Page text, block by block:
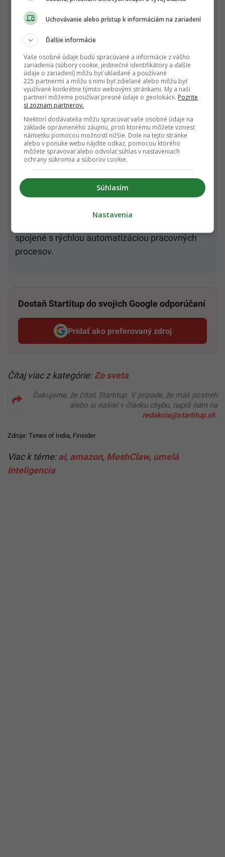
Podobné praktiky sa podľa médií objavili aj v
spoločnostiMeta. Tam zamestnanci údajne
zámerne navyšovali AI aktivitu, aby dosiahli
lepšie výsledky v interných rebríčkoch používania
umelej inteligencie.
Trend ukazuje širší tlak technologických
spoločností na dokazovanie návratnosti investícií
do AI. Amazon plánuje v roku 2026 investovať
približne 200 miliárd dolárov do kapitálových
výdavkov, pričom veľká časť smeruje do rozvoja
a využitia umelej inteligencie a dátových centier.
S rastúcim nasadzovaním AI tak technologické
firmy riešia nový problém. Okrem samotného
vývoja systémov musia kontrolovať aj spôsob,
akým ich zamestnanci používajú, a zároveň
spojené s rýchlou automatizáciou pracovných
procesov.
Dostaň Startitup do svojich Google odporúčaní
Pridať ako preferovaný zdroj
Startitup, odkaz sa otvorí v
Čítaj viac z kategórie:Zo sveta
Ďakujeme, že čítaš Startitup. V prípade, že máš postreh
alebo si našiel v článku chybu, napíš nám na
redakcia@startitup.sk.
Zdroje: Times of India, Finsider
Viac k téme:ai, amazon, MeshClaw, umelá
inteligencia
Uchovávanie alebo prístup k informáciám na zariadení
Ďalšie informácie
Vaše osobné údaje budú spracúvané a informácie z vášho
zariadenia (súbory cookie, jedinečné identifikátory a ďalšie
údaje o zariadení) môžu byť ukladané a používané
225 partnermi a môžu s nimi byť zdieľané alebo môžu byť
využívané konkrétne týmito webovými stránkami. My a naši
partneri môžeme používať presné údaje o geolokácii. Pozrite
si zoznam partnerov.
Niektorí dodávatelia môžu spracúvať vaše osobné údaje na
základe oprávneného záujmu, proti ktorému môžete vzniesť
námietku pomocou možností nižšie. Dole na tejto stránke
alebo v ponuke webu nájdite odkaz, pomocou ktorého
môžete spravovať alebo odvolať súhlas v nastaveniach
ochrany súkromia a súborov cookie.
Súhlasím
Nastavenia